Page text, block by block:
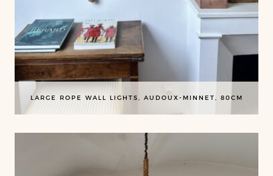
LARGE ROPE WALL LIGHTS, AUDOUX-MINNET, 80CM